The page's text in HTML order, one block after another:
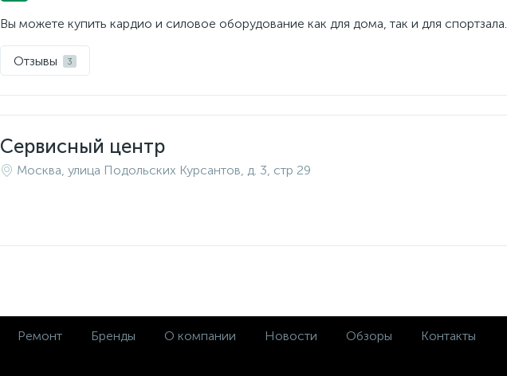
Вы можете купить кардио и силовое оборудование как для дома, так и для спортзала.
Отзывы 3
Сервисный центр
Москва, улица Подольских Курсантов, д. 3, стр 29
Ремонт Бренды О компании Новости Обзоры Контакты